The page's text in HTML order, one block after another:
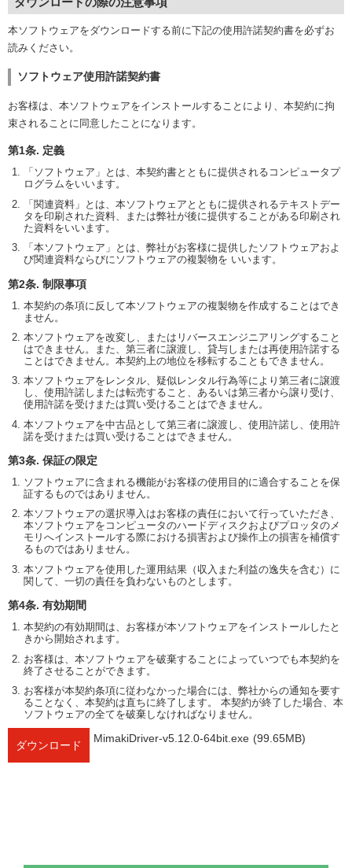
本ソフトウェアをダウンロードする前に下記の使用許諾契約書を必ずお
読みください。
ソフトウェア使用許諾契約書
お客様は、本ソフトウェアをインストールすることにより、本契約に拘
束されることに同意したことになります。
第1条. 定義
「ソフトウェア」とは、本契約書とともに提供されるコンピュータプ
ログラムをいいます。
「関連資料」とは、本ソフトウェアとともに提供されるテキストデー
タを印刷された資料、または弊社が後に提供することがある印刷され
た資料をいいます。
「本ソフトウェア」とは、弊社がお客様に提供したソフトウェアおよ
び関連資料ならびにソフトウェアの複製物を いいます。
第2条. 制限事項
本契約の条項に反して本ソフトウェアの複製物を作成することはでき
ません。
本ソフトウェアを改変し、またはリバースエンジニアリングすること
はできません。また、第三者に譲渡し、貸与しまたは再使用許諾する
ことはできません。本契約上の地位を移転することもできません。
本ソフトウェアをレンタル、疑似レンタル行為等により第三者に譲渡
し、使用許諾しまたは転売すること、あるいは第三者から譲り受け、
使用許諾を受けまたは買い受けることはできません。
本ソフトウェアを中古品として第三者に譲渡し、使用許諾し、使用許
諾を受けまたは買い受けることはできません。
第3条. 保証の限定
ソフトウェアに含まれる機能がお客様の使用目的に適合することを保
証するものではありません。
本ソフトウェアの選択導入はお客様の責任において行っていただき、
本ソフトウェアをコンピュータのハードディスクおよびプロッタのメ
モリへインストールする際における損害および操作上の損害を補償す
るものではありません。
本ソフトウェアを使用した運用結果（収入また利益の逸失を含む）に
関して、一切の責任を負わないものとします。
第4条. 有効期間
本契約の有効期間は、お客様が本ソフトウェアをインストールしたと
きから開始されます。
お客様は、本ソフトウェアを破棄することによっていつでも本契約を
終了させることができます。
お客様が本契約条項に従わなかった場合には、弊社からの通知を要す
ることなく、本契約は直ちに終了します。 本契約が終了した場合、本
ソフトウェアの全てを破棄しなければなりません。
ダウンロード
MimakiDriver-v5.12.0-64bit.exe (99.65MB)